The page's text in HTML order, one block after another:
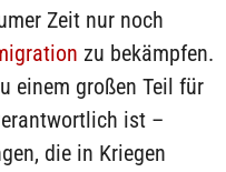
Zeit nur noch
zu bekämpfen.
einem großen Teil für
ist –
die in Kriegen